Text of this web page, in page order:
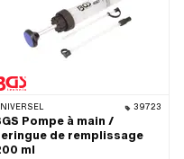
39723
Pompe à main /
de remplissage
ml